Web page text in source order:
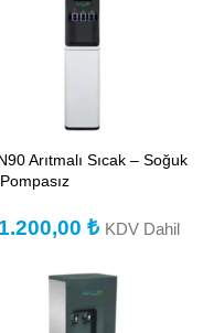
Arıtmalı Sıcak – Soğuk
₺ KDV Dahil